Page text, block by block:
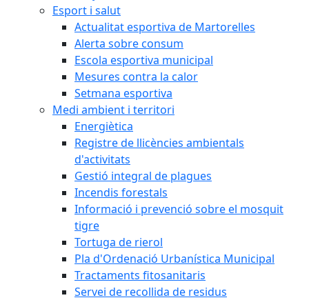
Esport i salut
Actualitat esportiva de Martorelles
Alerta sobre consum
Escola esportiva municipal
Mesures contra la calor
Setmana esportiva
Medi ambient i territori
Energiètica
Registre de llicències ambientals
d'activitats
Gestió integral de plagues
Incendis forestals
Informació i prevenció sobre el mosquit
tigre
Tortuga de rierol
Pla d'Ordenació Urbanística Municipal
Tractaments fitosanitaris
Servei de recollida de residus